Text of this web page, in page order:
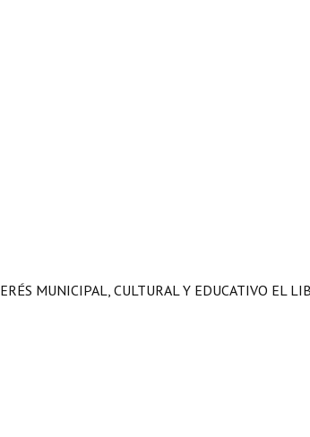
MUNICIPAL, CULTURAL Y EDUCATIVO EL